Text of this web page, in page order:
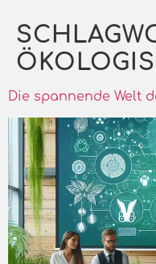
Die spannende Welt